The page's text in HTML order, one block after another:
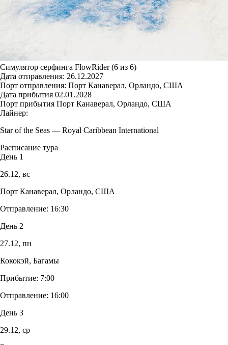
Симулятор серфинга FlowRider (6 из 6)
Дата отправления: 26.12.2027
Порт отправления: Порт Канаверал, Орландо, США
Дата прибытия 02.01.2028
Порт прибытия Порт Канаверал, Орландо, США
Лайнер:
Star of the Seas — Royal Caribbean International
Расписание тура
День 1
26.12, вс
Порт Канаверал, Орландо, США
Отправление: 16:30
День 2
27.12, пн
Кококэй, Багамы
Прибытие: 7:00
Отправление: 16:00
День 3
29.12, ср